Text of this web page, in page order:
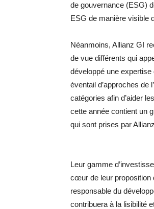
de gouvernance (ESG)
ESG de manière visible
Néanmoins, Allianz GI
de vue différents qui
développé une expertise
éventail d’approches de
catégories afin d’aider
cette année contient un
qui sont prises par
Leur gamme
cœur de leur proposition
responsable du
contribuera à la lisibilité